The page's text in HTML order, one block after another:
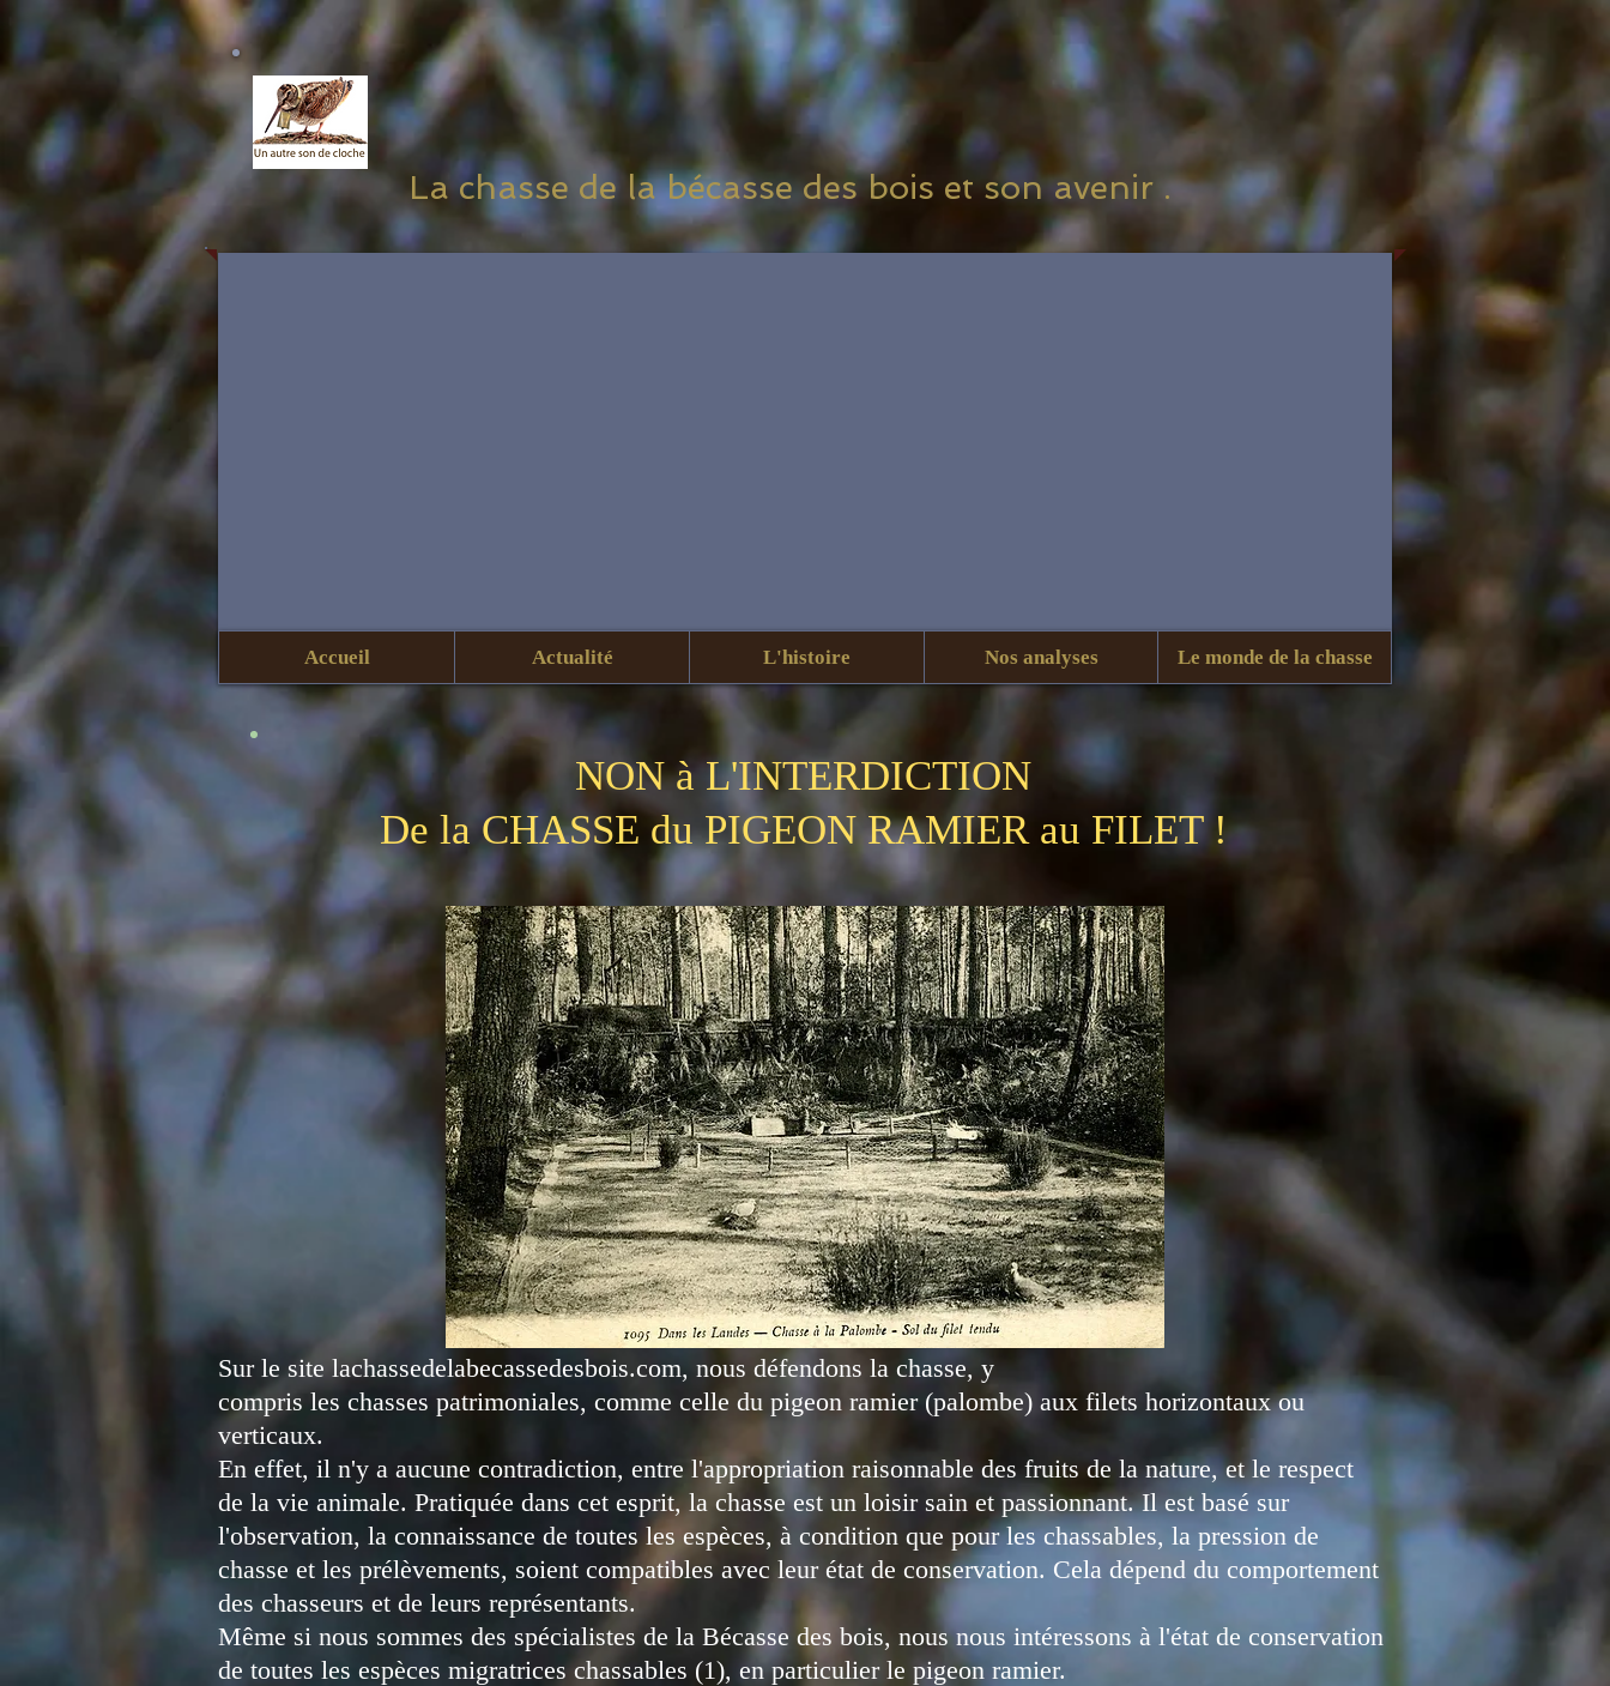
La chasse de la bécasse des bois et son avenir .
Accueil Actualité L'histoire Nos analyses Le monde de la chasse
NON à L'INTERDICTION
De la CHASSE du PIGEON RAMIER au FILET !
Sur le site lachassedelabecassedesbois.com, nous défendons la chasse, y
compris les chasses patrimoniales, comme celle du pigeon ramier (palombe) aux filets horizontaux ou
verticaux.
En effet, il n'y a aucune contradiction, entre l'appropriation raisonnable des fruits de la nature, et le respect
de la vie animale. Pratiquée dans cet esprit, la chasse est un loisir sain et passionnant. Il est basé sur
l'observation, la connaissance de toutes les espèces, à condition que pour les chassables, la pression de
chasse et les prélèvements, soient compatibles avec leur état de conservation. Cela dépend du comportement
des chasseurs et de leurs représentants.
Même si nous sommes des spécialistes de la Bécasse des bois, nous nous intéressons à l'état de conservation
de toutes les espèces migratrices chassables (1), en particulier le pigeon ramier.